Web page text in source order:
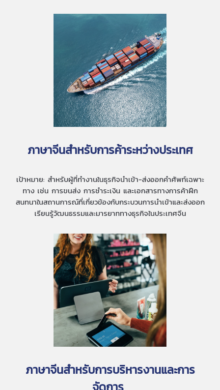
ภาษาจีนสำหรับการค้าระหว่างประเทศ
เป้าหมาย: สำหรับผู้ที่ทำงานในธุรกิจนำเข้า-ส่งออกคำศัพท์เฉพาะ
ทาง เช่น การขนส่ง การชำระเงิน และเอกสารทางการค้าฝึก
สนทนาในสถานการณ์ที่เกี่ยวข้องกับกระบวนการนำเข้าและส่งออก
เรียนรู้วัฒนธรรมและมารยาททางธุรกิจในประเทศจีน
ภาษาจีนสำหรับการบริหารงานและการ